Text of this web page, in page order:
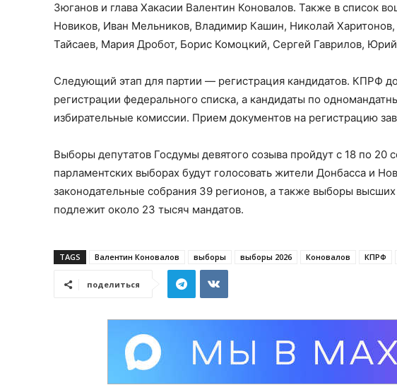
Зюганов и глава Хакасии Валентин Коновалов. Также в список
Новиков, Иван Мельников, Владимир Кашин, Николай
Тайсаев, Мария Дробот, Борис Комоцкий, Сергей Гаврилов,
Следующий этап для партии — регистрация кандидатов. КПРФ
регистрации федерального списка, а кандидаты по
избирательные комиссии. Прием документов на регистрацию
Выборы депутатов Госдумы девятого созыва пройдут с 18 по 20
парламентских выборах будут голосовать жители Донбасса и
законодательные собрания 39 регионов, а также выборы
подлежит около 23 тысяч мандатов.
TAGS Валентин Коновалов выборы выборы 2026 Коновалов КПРФ
поделиться